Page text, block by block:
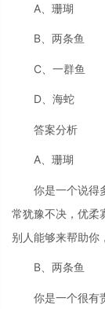
A、珊瑚
B、两条鱼
C、一群鱼
D、海蛇
答案分析
A、珊瑚
你是一个说得
常犹豫不决，优柔
别人能够来帮助你
B、两条鱼
你是一个很有